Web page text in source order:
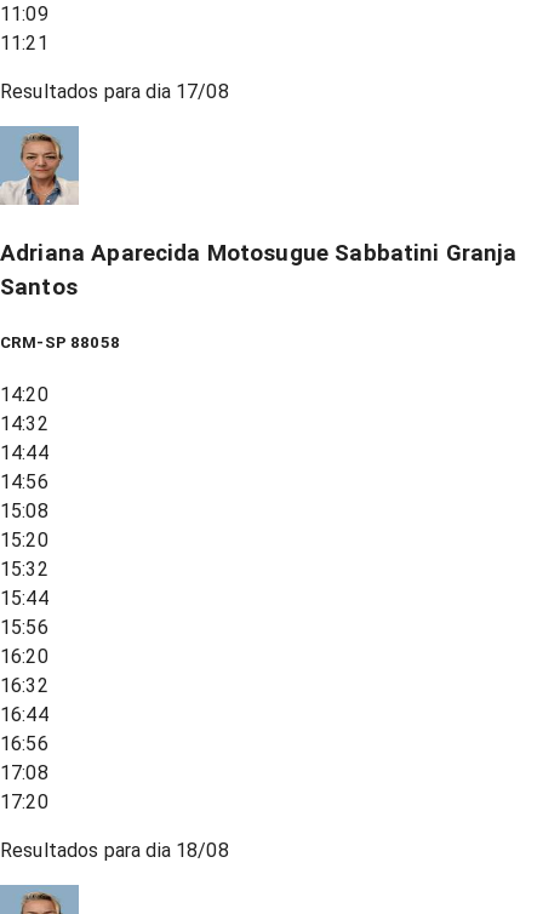
11:09
11:21
Resultados para dia 17/08
Adriana Aparecida Motosugue Sabbatini Granja
Santos
CRM-SP 88058
14:20
14:32
14:44
14:56
15:08
15:20
15:32
15:44
15:56
16:20
16:32
16:44
16:56
17:08
17:20
Resultados para dia 18/08